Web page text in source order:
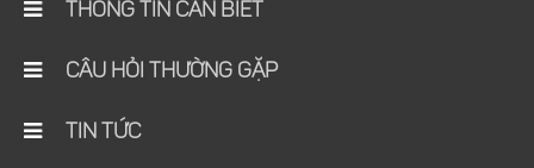
THÔNG TIN CẦN BIẾT
CÂU HỎI THƯỜNG GẶP
TIN TỨC